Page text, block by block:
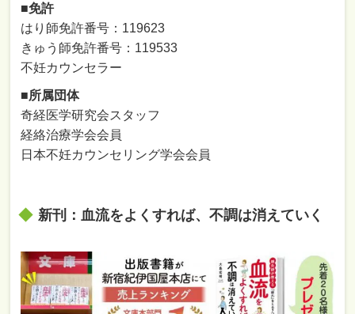
■免許
はり師免許番号：119623
きゅう師免許番号：119533
不妊カウンセラー
■所属団体
奇経医学研究会スタッフ
経絡治療学会会員
日本不妊カウンセリング学会会員
新刊：血流をよくすれば、不調は消えていく